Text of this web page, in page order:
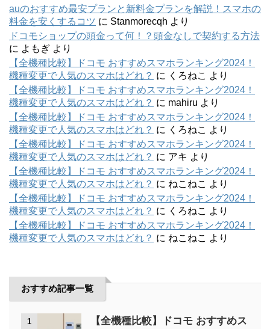
auのおすすめ最安プランと新料金プランを解説！スマホの
料金を安くするコツ に Stanmorecqh より
ドコモショップの頭金って何！？頭金なしで契約する方法
に よもぎ より
【全機種比較】ドコモ おすすめスマホランキング2024！
機種変更で人気のスマホはどれ？ に くろねこ より
【全機種比較】ドコモ おすすめスマホランキング2024！
機種変更で人気のスマホはどれ？ に mahiru より
【全機種比較】ドコモ おすすめスマホランキング2024！
機種変更で人気のスマホはどれ？ に くろねこ より
【全機種比較】ドコモ おすすめスマホランキング2024！
機種変更で人気のスマホはどれ？ に アキ より
【全機種比較】ドコモ おすすめスマホランキング2024！
機種変更で人気のスマホはどれ？ に ねこねこ より
【全機種比較】ドコモ おすすめスマホランキング2024！
機種変更で人気のスマホはどれ？ に くろねこ より
【全機種比較】ドコモ おすすめスマホランキング2024！
機種変更で人気のスマホはどれ？ に ねこねこ より
おすすめ記事一覧
1
【全機種比較】ドコモ おすすめス